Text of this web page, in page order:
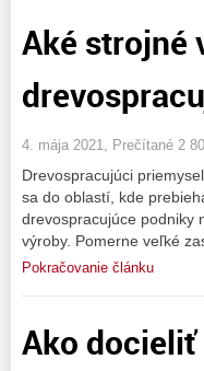
Aké strojné
4. mája 2021, Prečítané 2
Drevospracujúci
sa do oblastí, kde
drevospracujúce podniky
výroby. Pomerne veľké
Pokračovanie článku
Ako